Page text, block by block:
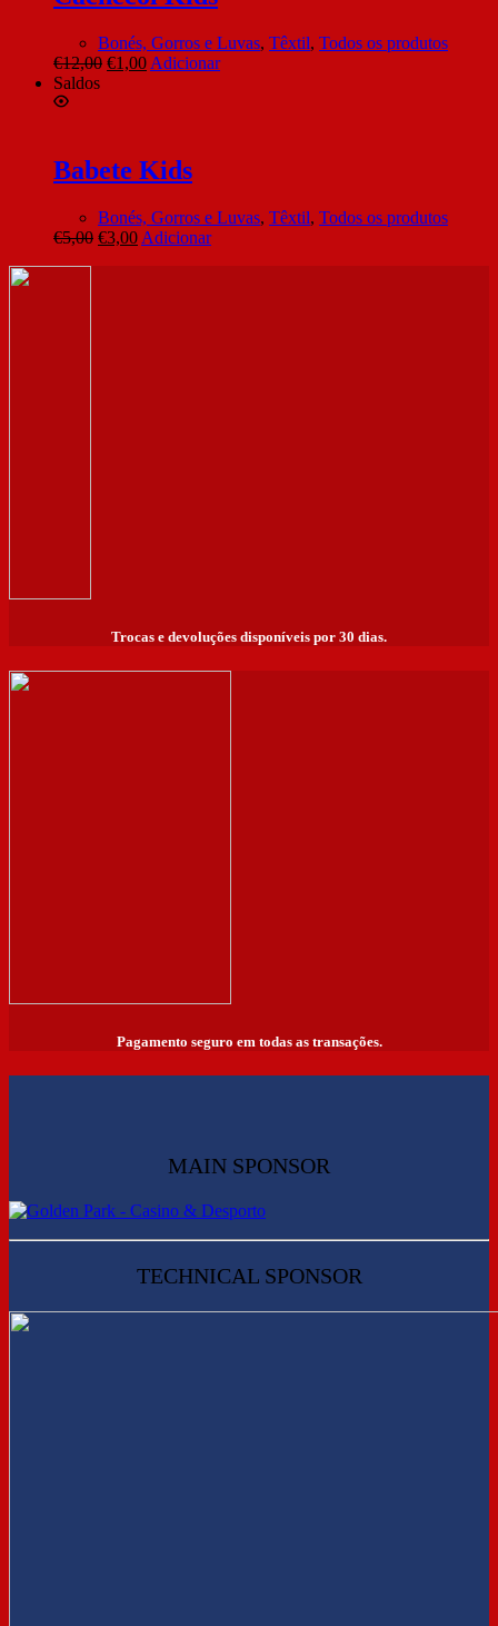
Bonés, Gorros e Luvas, Têxtil, Todos os produtos
€12,00 €1,00 Adicionar
Saldos
Babete Kids
Bonés, Gorros e Luvas, Têxtil, Todos os produtos
€5,00 €3,00 Adicionar
Trocas e devoluções disponíveis por 30 dias.
Pagamento seguro em todas as transações.
MAIN SPONSOR
TECHNICAL SPONSOR